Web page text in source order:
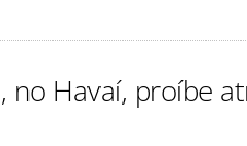
no Havaí, proíbe